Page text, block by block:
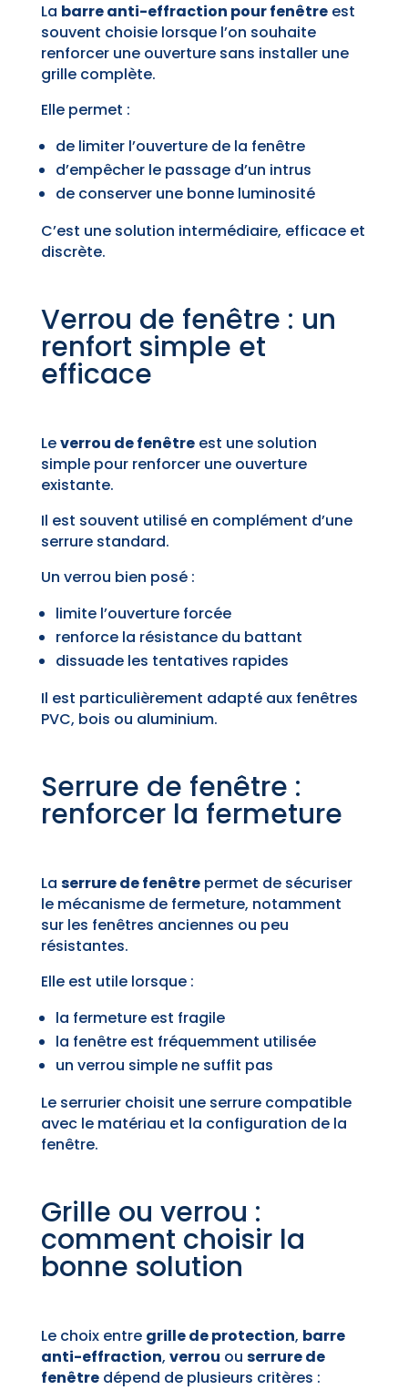
La barre anti-effraction pour fenêtreest
souvent choisie lorsque l’on souhaite
renforcer une ouverture sans installer une
grille complète.
Elle permet :
de limiter l’ouverture de la fenêtre
d’empêcher le passage d’un intrus
de conserver une bonne luminosité
C’est une solution intermédiaire, efficace et
discrète.
Verrou de fenêtre : un
renfort simple et
efficace
Leverrou de fenêtreest une solution
simple pour renforcer une ouverture
existante.
Il est souvent utilisé en complément d’une
serrure standard.
Un verrou bien posé :
limite l’ouverture forcée
renforce la résistance du battant
dissuade les tentatives rapides
Il est particulièrement adapté aux fenêtres
PVC, bois ou aluminium.
Serrure de fenêtre :
renforcer la fermeture
La serrure de fenêtrepermet de sécuriser
le mécanisme de fermeture, notamment
sur les fenêtres anciennes ou peu
résistantes.
Elle est utile lorsque :
la fermeture est fragile
la fenêtre est fréquemment utilisée
un verrou simple ne suffit pas
Le serrurier choisit une serrure compatible
avec le matériau et la configuration de la
fenêtre.
Grille ou verrou :
comment choisir la
bonne solution
Le choix entre grille de protection, barre
anti-effraction, verrou ou serrure de
fenêtredépend de plusieurs critères :